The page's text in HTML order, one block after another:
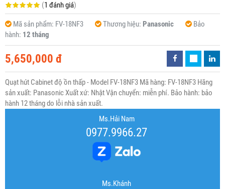
(1 đánh giá)
Mã sản phẩm: FV-18NF3 Thương hiệu: Panasonic
Bảo
hành: 12 tháng
5,650,000 đ
Quạt hút Cabinet độ ồn thấp - Model FV-18NF3 Mã hàng: FV-18NF3 Hãng
sản xuất: Panasonic Xuất xứ: Nhật Vận chuyển: miễn phí. Bảo hành: bảo
hành 12 tháng do lỗi nhà sản xuất.
Ms.Hải Nam
0977.9966.27
Ms.Khánh